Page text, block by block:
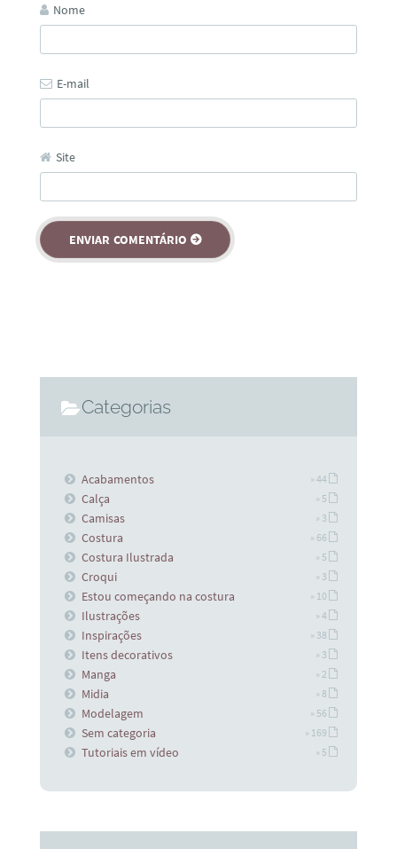
Nome
E-mail
Site
Categorias
Acabamentos » 44
Calça » 5
Camisas » 3
Costura » 66
Costura Ilustrada » 5
Croqui » 3
Estou começando na costura » 10
Ilustrações » 4
Inspirações » 38
Itens decorativos » 3
Manga » 2
Midia » 8
Modelagem » 56
Sem categoria » 169
Tutoriais em vídeo » 5